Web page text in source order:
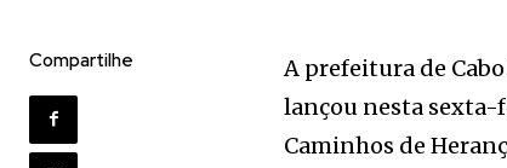
Compartilhe
A prefeitura de
lançou nesta sexta-
Caminhos de